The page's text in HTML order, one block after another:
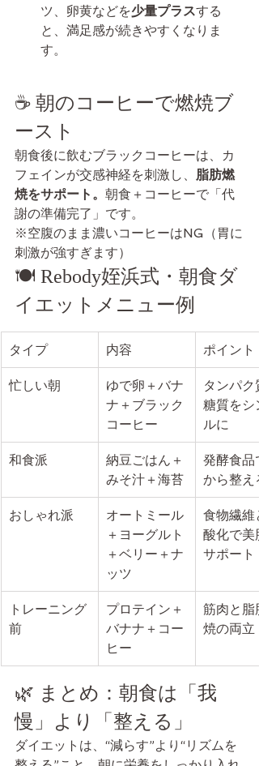
ツ、卵黄などを少量プラスする
と、満足感が続きやすくなりま
す。
☕️ 朝のコーヒーで燃焼ブ
ースト
朝食後に飲むブラックコーヒーは、カ
フェインが交感神経を刺激し、 脂肪燃
焼をサポート。 朝食＋コーヒーで「代
謝の準備完了」です。
※空腹のまま濃いコーヒーはNG（胃に
刺激が強すぎます）
🍽 Rebody姪浜式・朝食ダ
イエットメニュー例
タイプ 内容 ポイント
忙しい朝
ゆで卵＋バナ
ナ＋ブラック
コーヒー
タンパク
糖質をシ
ルに
和食派
納豆ごはん＋
みそ汁＋海苔
発酵食品
から整え
おしゃれ派
オートミール
＋ヨーグルト
＋ベリー＋ナ
ッツ
食物繊維
酸化で美
サポート
トレーニング
前
プロテイン＋
バナナ＋コー
ヒー
筋肉と脂
焼の両立
🌿 まとめ：朝食は「我
慢」より「整える」
ダイエットは、“減らす”より“リズムを